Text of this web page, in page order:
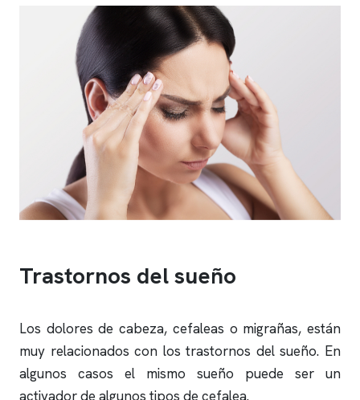
Trastornos del sueño
Los dolores de cabeza, cefaleas o migrañas, están
muy relacionados con los trastornos del sueño. En
algunos casos el mismo sueño puede ser un
activador de algunos tipos de cefalea.